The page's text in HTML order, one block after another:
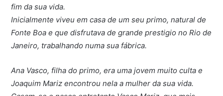
fim da sua vida.
Inicialmente viveu em casa de um seu primo, natural de
Fonte Boa e que disfrutava de grande prestigio no Rio de
Janeiro, trabalhando numa sua fábrica.
Ana Vasco, filha do primo, era uma jovem muito culta e
Joaquim Mariz encontrou nela a mulher da sua vida.